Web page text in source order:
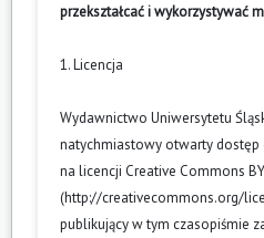
przekształcać i wykorzystywać
1. Licencja
Wydawnictwo Uniwersytetu
natychmiastowy otwarty dostęp
na licencji Creative Commons
(http://creativecommons.org/
publikujący w tym czasopiśmie